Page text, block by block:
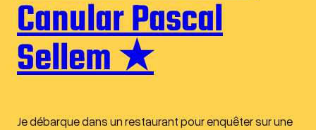
Canular Pascal
Sellem ★
Je débarque dans un restaurant pour enquêter sur une